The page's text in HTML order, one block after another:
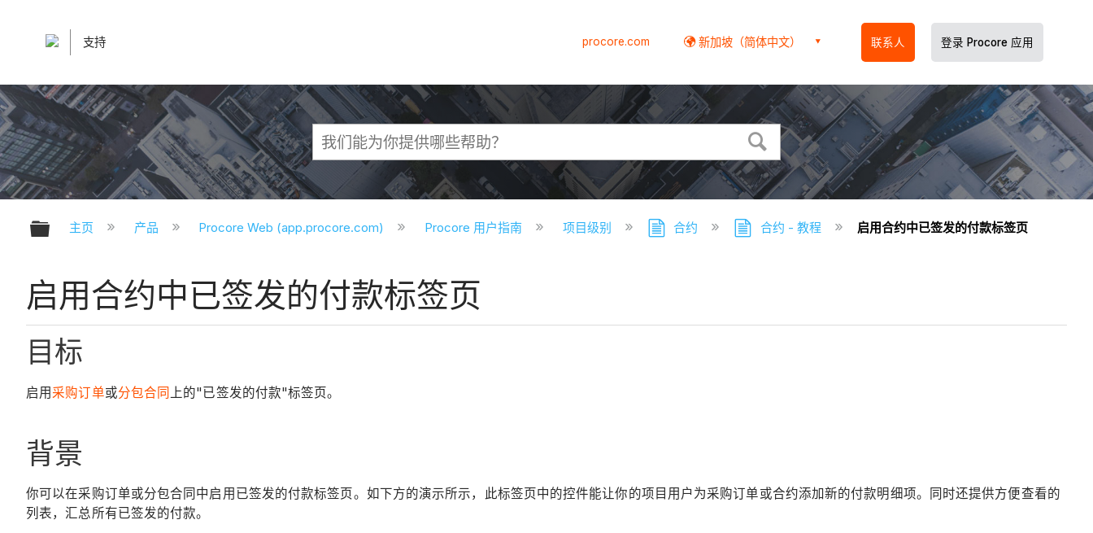
支持 procore.com 新加坡（简体中文） 联系人 登录 Procore 应用
扩展/隐缩全局层次
主页 产品 Procore Web (app.procore.com) Procore 用户指南 项目级别 合约 合约 - 教程 启用合约中已签发的付款标签页
启用合约中已签发的付款标签页
目标
启用 采购订单或分包合同 上的"已签发的付款"标签页。
背景
你可以在采购订单或分包合同中启用已签发的付款标签页。如下方的演示所示，此标签页中的控件能让你的项目用户为采购订单或合约添加新的付款明细项。同时还提供方便查看的
列表，汇总所有已签发的付款。